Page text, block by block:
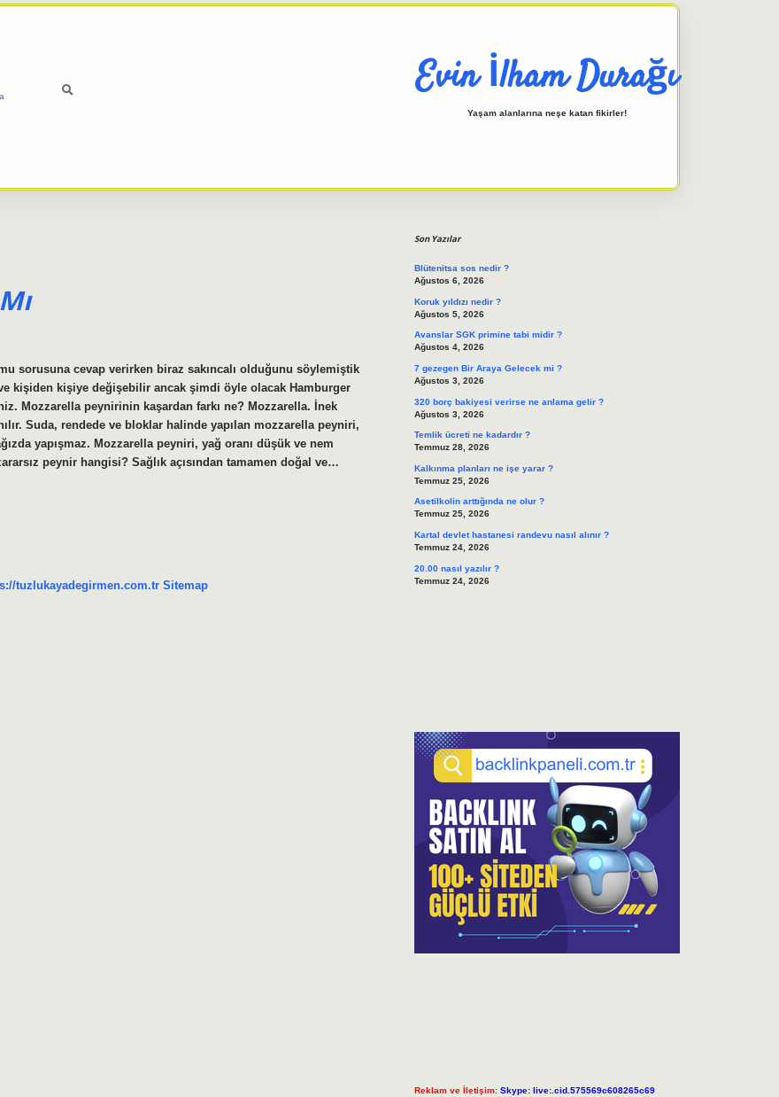
Evin İlham Durağı
Yaşam alanlarına neşe katan fikirler!
sorusuna cevap verirken biraz sakıncalı olduğunu söylemiştik
kişiden kişiye değişebilir ancak şimdi öyle olacak Hamburger
Mozzarella peynirinin kaşardan farkı ne? Mozzarella. İnek
Suda, rendede ve bloklar halinde yapılan mozzarella peyniri,
yapışmaz. Mozzarella peyniri, yağ oranı düşük ve nem
peynir hangisi? Sağlık açısından tamamen doğal ve…
tuzlukayadegirmen.com.tr Sitemap
Son Yazılar
Blütenitsa sos nedir ?
Ağustos 6, 2026
Koruk yıldızı nedir ?
Ağustos 5, 2026
Avanslar SGK primine tabi midir ?
Ağustos 4, 2026
7 gezegen Bir Araya Gelecek mi ?
Ağustos 3, 2026
320 borç bakiyesi verirse ne anlama gelir ?
Ağustos 3, 2026
Temlik ücreti ne kadardır ?
Temmuz 28, 2026
Kalkınma planları ne işe yarar ?
Temmuz 25, 2026
Asetilkolin arttığında ne olur ?
Temmuz 25, 2026
Kartal devlet hastanesi randevu nasıl alınır ?
Temmuz 24, 2026
20.00 nasıl yazılır ?
Temmuz 24, 2026
Reklam ve İletişim: Skype: live:.cid.575569c608265c69